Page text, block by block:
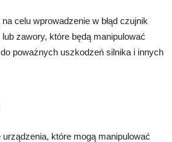
celu wprowadzenie w błąd czujnik
zawory, które będą manipulować
poważnych uszkodzeń silnika i innych
które mogą manipulować